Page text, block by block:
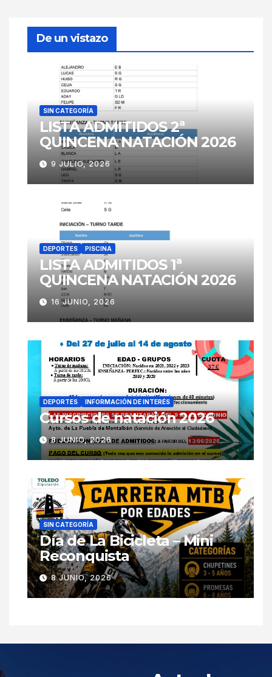
De un vistazo
SIN CATEGORÍA
LISTA ADMITIDOS 2ª
QUINCENA NATACIÓN 2026
9 JULIO, 2026
DEPORTES PISCINA
LISTA ADMITIDOS 1ª
QUINCENA NATACIÓN 2026
16 JUNIO, 2026
DEPORTES INFORMACIÓN DE INTERÉS
Cursos de natación 2026
8 JUNIO, 2026
SIN CATEGORÍA
Día de La Bicicleta – Mini
Reconquista
8 JUNIO, 2026